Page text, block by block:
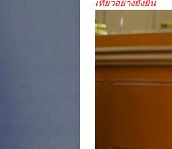
เที่ยวอย่างยั่งยืน